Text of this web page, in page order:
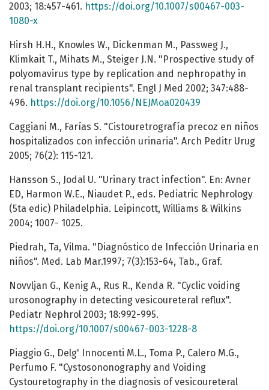
2003; 18:457-461. https://doi.org/10.1007/s00467-003-
1080-x
Hirsh H.H., Knowles W., Dickenman M., Passweg J.,
Klimkait T., Mihats M., Steiger J.N. "Prospective study of
polyomavirus type by replication and nephropathy in
renal transplant recipients". Engl J Med 2002; 347:488-
496. https://doi.org/10.1056/NEJMoa020439
Caggiani M., Farías S. "Cistouretrografía precoz en niños
hospitalizados con infección urinaria". Arch Peditr Urug
2005; 76(2): 115-121.
Hansson S., Jodal U. "Urinary tract infection". En: Avner
ED, Harmon W.E., Niaudet P., eds. Pediatric Nephrology
(5ta edic) Philadelphia. Leipincott, Williams & Wilkins
2004; 1007- 1025.
Piedrah, Ta, Vilma. "Diagnóstico de Infección Urinaria en
niños". Med. Lab Mar.1997; 7(3):153-64, Tab., Graf.
Novvljan G., Kenig A., Rus R., Kenda R. "Cyclic voiding
urosonography in detecting vesicoureteral reflux".
Pediatr Nephrol 2003; 18:992-995.
https://doi.org/10.1007/s00467-003-1228-8
Piaggio G., Delg' Innocenti M.L., Toma P., Calero M.G.,
Perfumo F. "Cystosononography and Voiding
Cystouretography in the diagnosis of vesicoureteral